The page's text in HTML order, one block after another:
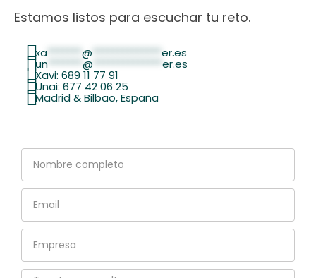
Estamos listos para escuchar tu reto.
xa @ er.es
un ******* @ ************** er.es
Xavi: 689 11 77 91
Unai: 677 42 06 25
Madrid & Bilbao, España
completo